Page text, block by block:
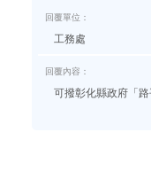
回覆單位：
工務處
回覆內容：
可撥彰化縣政府「路